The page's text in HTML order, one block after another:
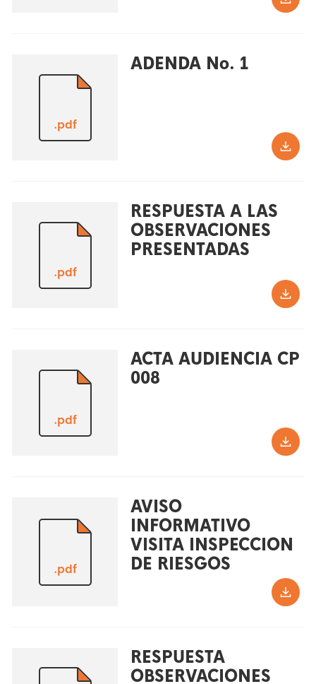
.pdf
ADENDA No. 1
.pdf
RESPUESTA A LAS
OBSERVACIONES
PRESENTADAS
.pdf
ACTA AUDIENCIA CP
008
.pdf
AVISO
INFORMATIVO
VISITA INSPECCION
DE RIESGOS
RESPUESTA
OBSERVACIONES